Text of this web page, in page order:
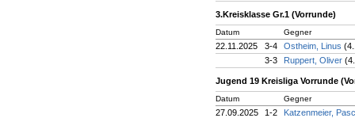
3.Kreisklasse Gr.1 (Vorrunde)
Datum Gegner
22.11.2025 3-4 Ostheim, Linus
3-3
Ruppert, Oliver
Jugend 19 Kreisliga Vorrunde
Datum Gegner
27.09.2025 1-2
Katzenmeier,